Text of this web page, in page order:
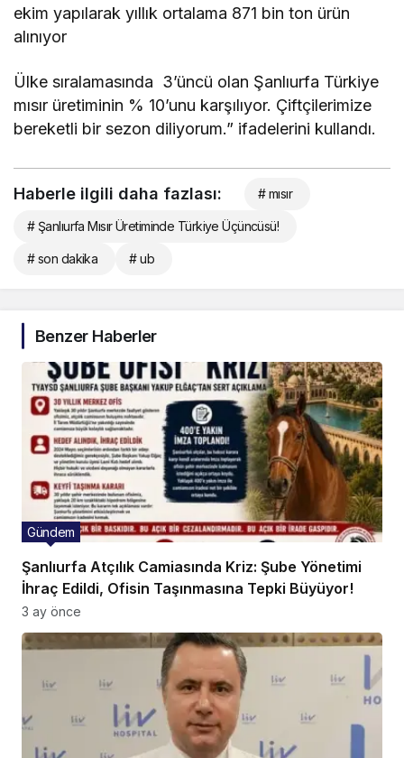
ekim yapılarak yıllık ortalama 871 bin ton ürün
alınıyor
Ülke sıralamasında 3’üncü olan Şanlıurfa Türkiye
mısır üretiminin % 10’unu karşılıyor. Çiftçilerimize
bereketli bir sezon diliyorum.” ifadelerini kullandı.
Haberle ilgili daha fazlası: # mısır
# Şanlıurfa Mısır Üretiminde Türkiye Üçüncüsü!
# son dakika # ub
Benzer Haberler
Şanlıurfa Atçılık Camiasında Kriz: Şube Yönetimi
İhraç Edildi, Ofisin Taşınmasına Tepki Büyüyor!
Gündem
3 ay önce